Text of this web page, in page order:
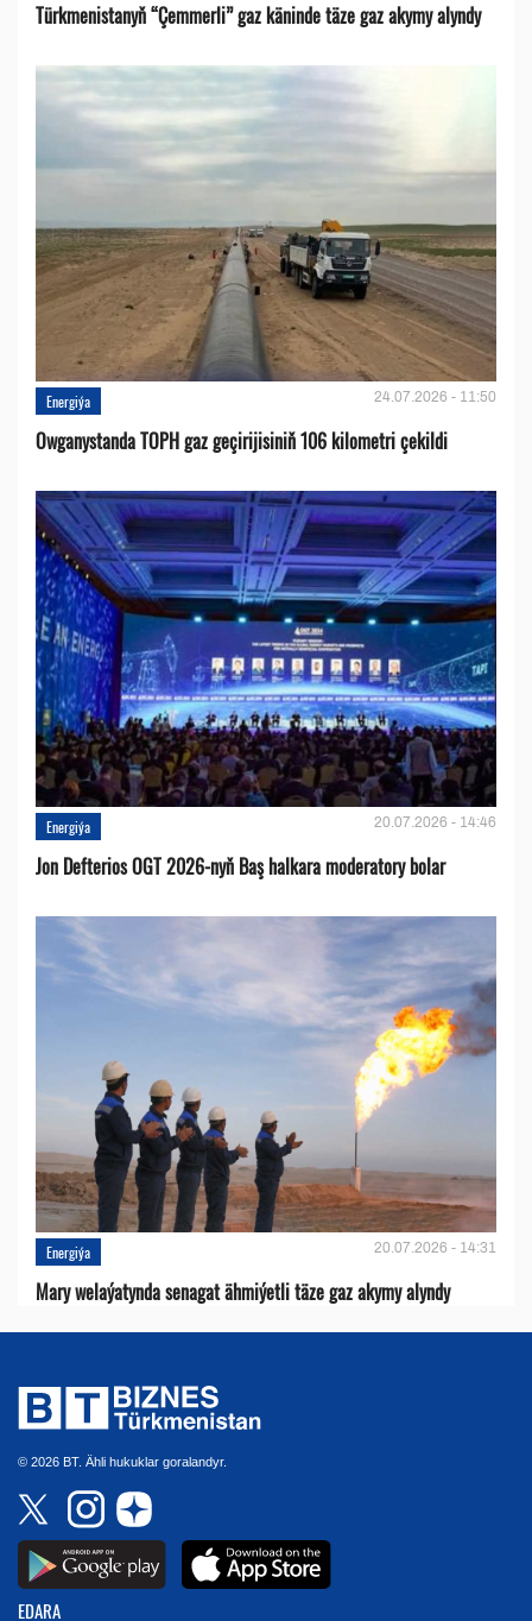
Türkmenistanyň “Çemmerli” gaz käninde täze gaz akymy alyndy
Energiýa 24.07.2026 - 11:50
Owganystanda TOPH gaz geçirijisiniň 106 kilometri çekildi
Energiýa 20.07.2026 - 14:46
Jon Defterios OGT 2026-nyň Baş halkara moderatory bolar
Energiýa 20.07.2026 - 14:31
Mary welaýatynda senagat ähmiýetli täze gaz akymy alyndy
© 2026 BT. Ähli hukuklar goralandyr.
EDARA